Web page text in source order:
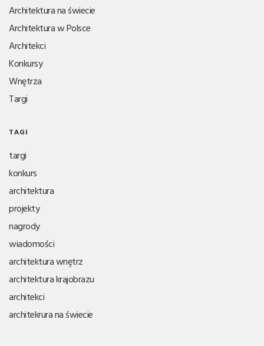
Architektura na świecie
Architektura w Polsce
Architekci
Konkursy
Wnętrza
Targi
TAGI
targi
konkurs
architektura
projekty
nagrody
wiadomości
architektura wnętrz
architektura krajobrazu
architekci
architekrura na świecie